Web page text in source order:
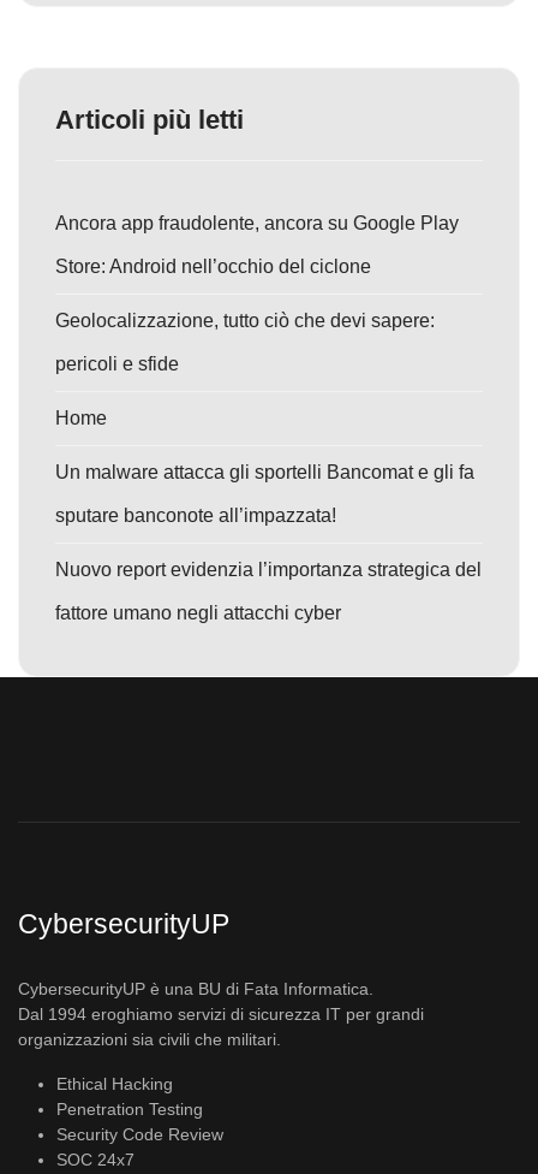
Articoli più letti
Ancora app fraudolente, ancora su Google Play
Store: Android nell’occhio del ciclone
Geolocalizzazione, tutto ciò che devi sapere:
pericoli e sfide
Home
Un malware attacca gli sportelli Bancomat e gli fa
sputare banconote all’impazzata!
Nuovo report evidenzia l’importanza strategica del
fattore umano negli attacchi cyber
CybersecurityUP
CybersecurityUP è una BU di Fata Informatica.
Dal 1994 eroghiamo servizi di sicurezza IT per grandi
organizzazioni sia civili che militari.
Ethical Hacking
Penetration Testing
Security Code Review
SOC 24x7